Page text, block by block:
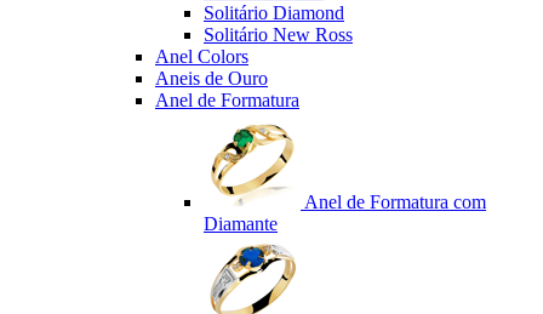
Solitário Diamond
Solitário New Ross
Anel Colors
Aneis de Ouro
Anel de Formatura
Anel de Formatura com
Diamante